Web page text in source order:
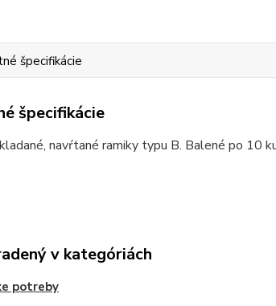
špecifikácie
špecifikácie
navŕtané ramiky typu B. Balené po 10
v kategóriách
potreby